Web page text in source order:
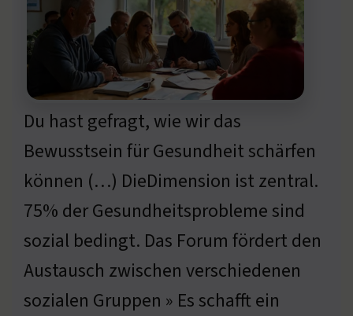
Du hast gefragt, wie wir das
Bewusstsein für Gesundheit schärfen
können (…) DieDimension ist zentral.
75% der Gesundheitsprobleme sind
sozial bedingt. Das Forum fördert den
Austausch zwischen verschiedenen
sozialen Gruppen » Es schafft ein